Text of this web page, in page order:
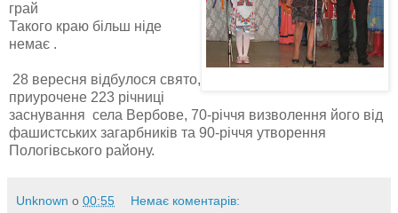
грай
Такого краю більш ніде
немає .
28 вересня відбулося свято,
приурочене 223 річниці
заснування села Вербове, 70-річчя визволення його від
фашистських загарбників та 90-річчя утворення
Пологівського району.
Unknown о 00:55 Немає коментарів: